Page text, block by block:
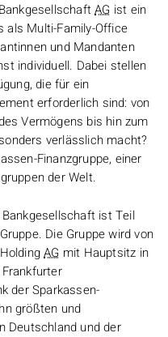
AG ist ein
als Multi-Family-Office
und Mandanten
individuell. Dabei stellen
die für ein
erforderlich sind: von
Vermögens bis hin zum
verlässlich macht?
Finanzgruppe, einer
der Welt.
ist Teil
Die Gruppe wird von
HoldingAG mit Hauptsitz in
der Sparkassen-
größten und
Deutschland und der